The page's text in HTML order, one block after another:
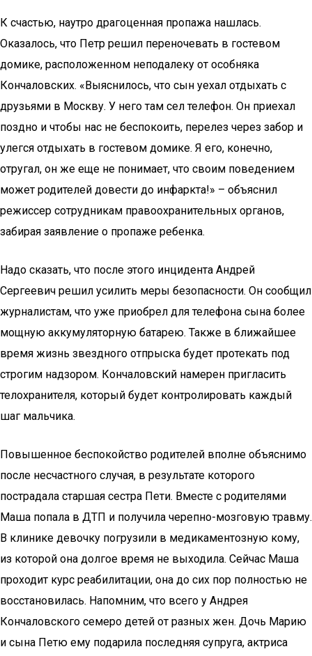
К счастью, наутро драгоценная пропажа нашлась.
Оказалось, что Петр решил переночевать в гостевом
домике, расположенном неподалеку от особняка
Кончаловских. «Выяснилось, что сын уехал отдыхать с
друзьями в Москву. У него там сел телефон. Он приехал
поздно и чтобы нас не беспокоить, перелез через забор и
улегся отдыхать в гостевом домике. Я его, конечно,
отругал, он же еще не понимает, что своим поведением
может родителей довести до инфаркта!» – объяснил
режиссер сотрудникам правоохранительных органов,
забирая заявление о пропаже ребенка.
Надо сказать, что после этого инцидента Андрей
Сергеевич решил усилить меры безопасности. Он сообщил
журналистам, что уже приобрел для телефона сына более
мощную аккумуляторную батарею. Также в ближайшее
время жизнь звездного отпрыска будет протекать под
строгим надзором. Кончаловский намерен пригласить
телохранителя, который будет контролировать каждый
шаг мальчика.
Повышенное беспокойство родителей вполне объяснимо
после несчастного случая, в результате которого
пострадала старшая сестра Пети. Вместе с родителями
Маша попала в ДТП и получила черепно-мозговую травму.
В клинике девочку погрузили в медикаментозную кому,
из которой она долгое время не выходила. Сейчас Маша
проходит курс реабилитации, она до сих пор полностью не
восстановилась. Напомним, что всего у Андрея
Кончаловского семеро детей от разных жен. Дочь Марию
и сына Петю ему подарила последняя супруга, актриса